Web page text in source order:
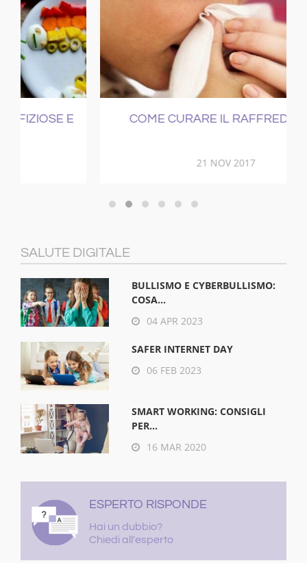
COME CURARE IL RAFFREDDORE
SALUTE DIGITALE
BULLISMO E CYBERBULLISMO:
COSA...
04 APR 2023
SAFER INTERNET DAY
06 FEB 2023
SMART WORKING: CONSIGLI
PER...
16 MAR 2020
ESPERTO RISPONDE
Hai un dubbio?
Chiedi all'esperto